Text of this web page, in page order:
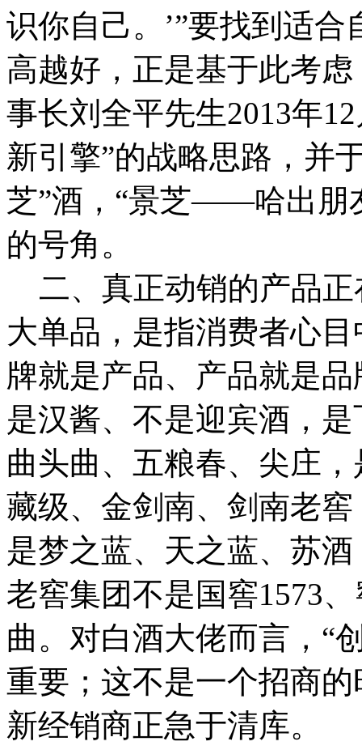
识你自己。’”要找到适
高越好，正是基于此考虑
事长刘全平先生2013年
新引擎”的战略思路，并
芝”酒，“景芝——哈出朋
的号角。
二、真正动销的产品正
大单品，是指消费者心
牌就是产品、产品就是
是汉酱、不是迎宾酒，
曲头曲、五粮春、尖庄
藏级、金剑南、剑南老
是梦之蓝、天之蓝、苏
老窖集团不是国窖1573
曲。对白酒大佬而言，“
重要；这不是一个招商
新经销商正急于清库。